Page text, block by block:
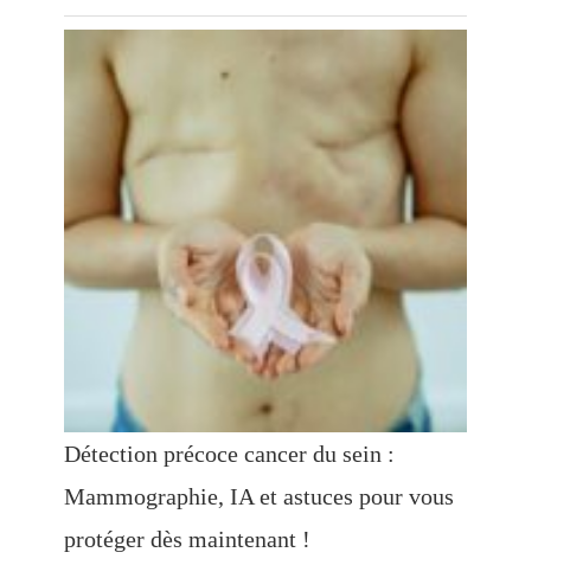
Détection précoce cancer du sein :
Mammographie, IA et astuces pour vous
protéger dès maintenant !